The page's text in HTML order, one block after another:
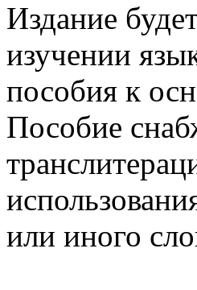
Издание
изучении
пособия к
Пособие
или иного